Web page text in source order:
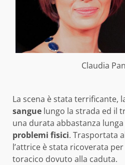
Claudia
La scena è stata terrificante,
sangue lungo la strada ed il
una durata abbastanza lunga
problemi fisici. Trasportata
l’attrice è stata ricoverata
toracico dovuto alla caduta.